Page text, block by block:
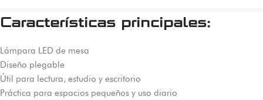
Características principales:
Lámpara LED de mesa
Diseño plegable
Útil para lectura, estudio y escritorio
Práctica para espacios pequeños y uso diario